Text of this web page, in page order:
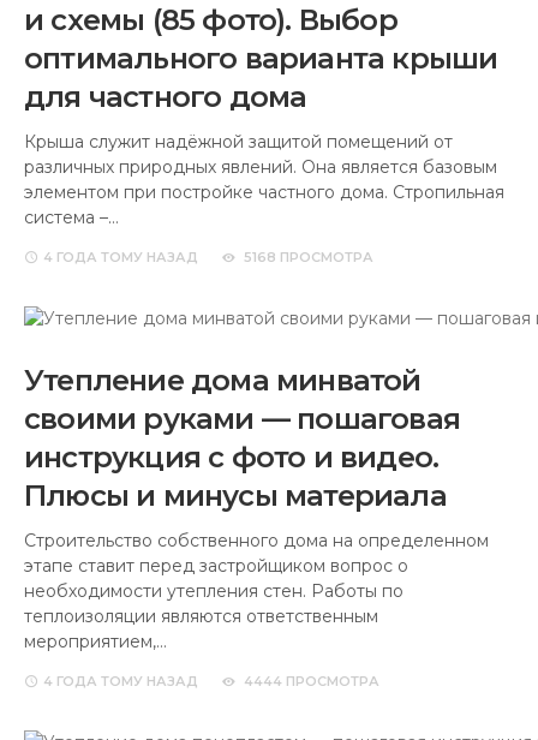
и схемы (85 фото). Выбор
оптимального варианта крыши
для частного дома
Крыша служит надёжной защитой помещений от
различных природных явлений. Она является базовым
элементом при постройке частного дома. Стропильная
система –…
4 ГОДА ТОМУ НАЗАД 5168 ПРОСМОТРА
Утепление дома минватой
своими руками — пошаговая
инструкция с фото и видео.
Плюсы и минусы материала
Строительство собственного дома на определенном
этапе ставит перед застройщиком вопрос о
необходимости утепления стен. Работы по
теплоизоляции являются ответственным
мероприятием,…
4 ГОДА ТОМУ НАЗАД 4444 ПРОСМОТРА